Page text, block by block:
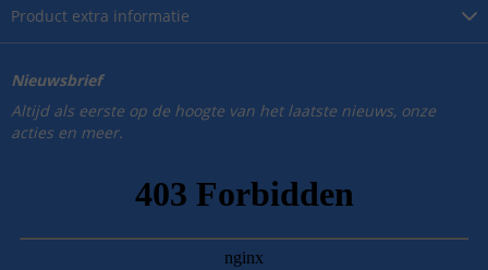
Product extra informatie
Nieuwsbrief
Altijd als eerste op de hoogte van het laatste nieuws, onze
acties en meer.